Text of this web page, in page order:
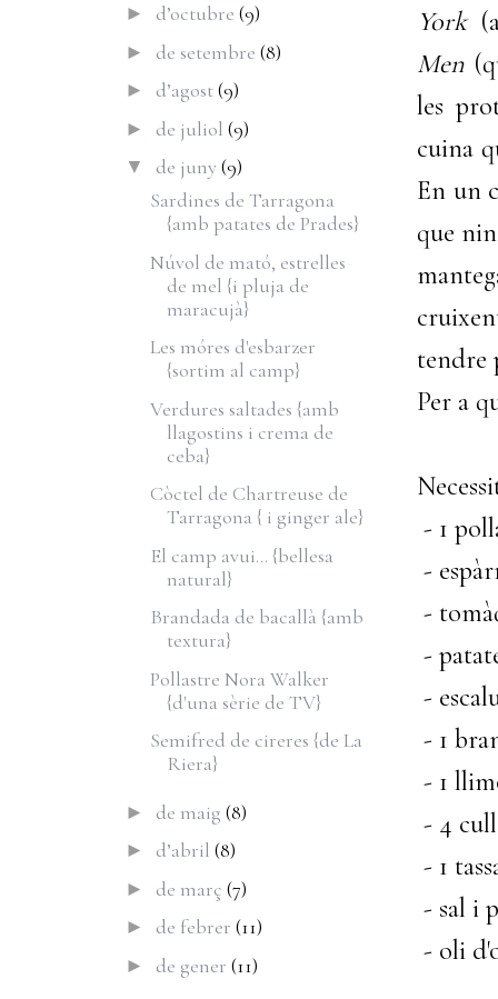
York
Men
les
cuina
En un
que
tendre
Per a
- 1
-
-
-
-
- 1
- 1
- 4
- 1
- sal i
- oli
► d’octubre (9)
► de setembre (8)
► d’agost(9)
► de juliol (9)
▼ de juny(9)
Sardines de Tarragona
{amb patates de Prades}
Núvol de mató, estrelles
de mel {i pluja de
maracujà}
Les móres d'esbarzer
{sortim al camp}
Verdures saltades {amb
llagostins i crema de
ceba}
Còctel de Chartreuse de
Tarragona { i ginger ale}
El camp avui... {bellesa
natural}
Brandada de bacallà {amb
textura}
Pollastre Nora Walker
{d'una sèrie de TV}
Semifred de cireres {de La
Riera}
► de maig (8)
► d’abril (8)
► de març (7)
► de febrer (11)
► de gener (11)